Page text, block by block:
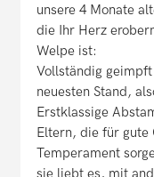
unsere 4 Monate
die Ihr Herz
Welpe ist:
Vollständig
neuesten Stand,
Erstklassige
Eltern, die für gute
Temperament
sie liebt es, mit